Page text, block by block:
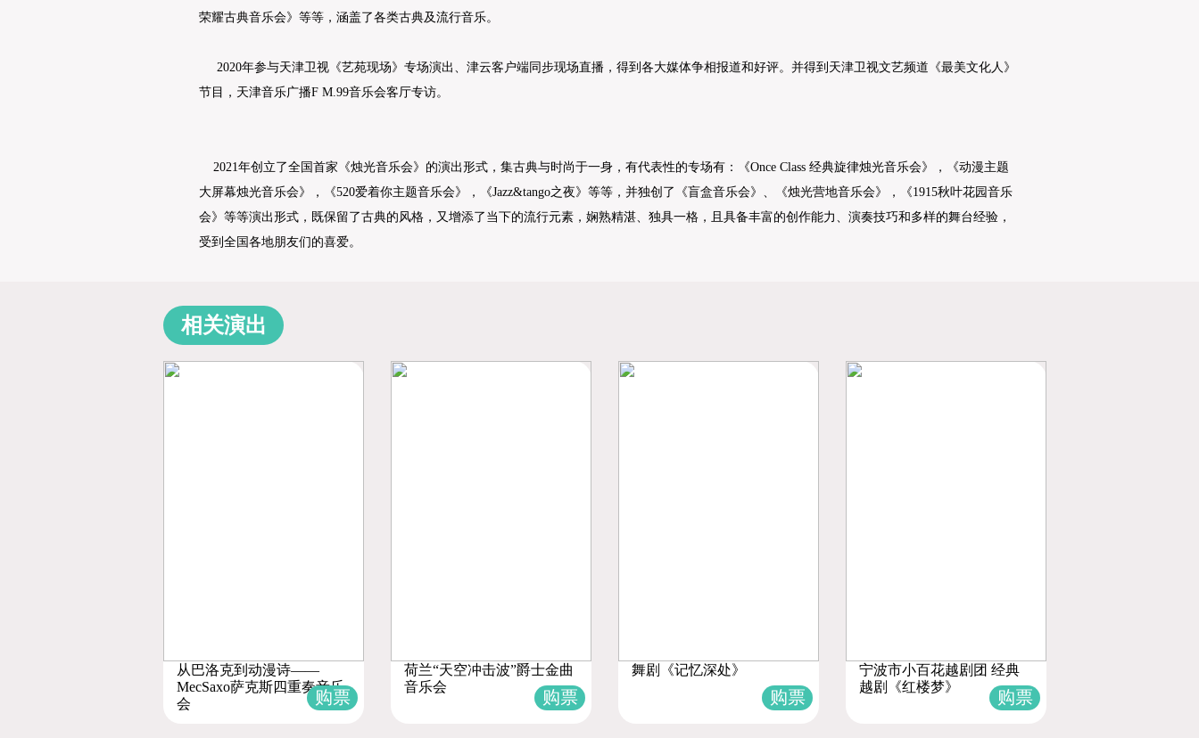
荣耀古典音乐会》等等，涵盖了各类古典及流行音乐。
2020年参与天津卫视《艺苑现场》专场演出、津云客户端同步现场直播，得到各大媒体争相报道和好评。并得到天津卫视文艺频道《最美文化人》
节目，天津音乐广播F M.99音乐会客厅专访。
2021年创立了全国首家《烛光音乐会》的演出形式，集古典与时尚于一身，有代表性的专场有：《Once Class 经典旋律烛光音乐会》，《动漫主题
大屏幕烛光音乐会》，《520爱着你主题音乐会》，《Jazz&tango之夜》等等，并独创了《盲盒音乐会》、《烛光营地音乐会》，《1915秋叶花园音乐
会》等等演出形式，既保留了古典的风格，又增添了当下的流行元素，娴熟精湛、独具一格，且具备丰富的创作能力、演奏技巧和多样的舞台经验，
受到全国各地朋友们的喜爱。
相关演出
从巴洛克到动漫诗——
MecSaxo萨克斯四重奏音乐
会
购票
荷兰“天空冲击波”爵士金曲
音乐会
购票
舞剧《记忆深处》
购票
宁波市小百花越剧团 经典
越剧《红楼梦》
购票